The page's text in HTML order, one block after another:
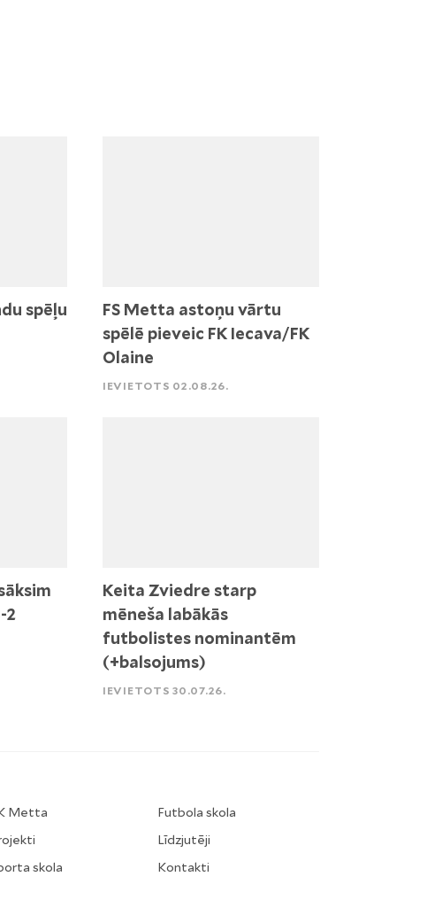
spēļu
FS Metta astoņu vārtu
spēlē pieveic FK Iecava/FK
Olaine
IEVIETOTS 02.08.26.
2
Keita Zviedre starp
mēneša labākās
futbolistes nominantēm
(+balsojums)
IEVIETOTS 30.07.26.
Metta
skola
Futbola skola
Līdzjutēji
Kontakti